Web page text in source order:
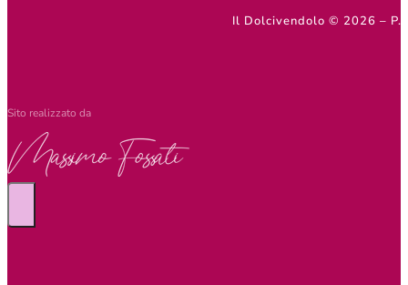
Il Dolcivendolo © 2026 –
Sito realizzato da